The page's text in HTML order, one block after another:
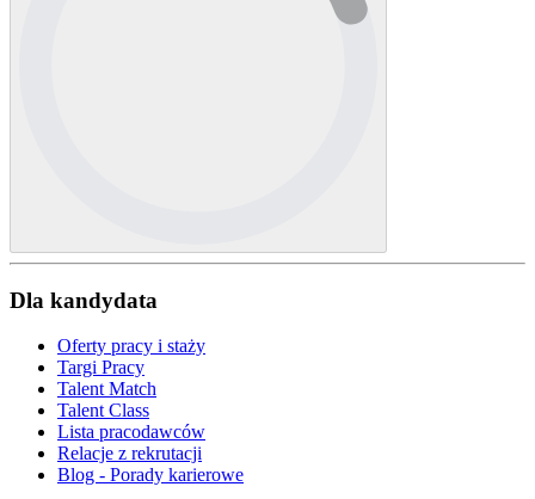
Dla kandydata
Oferty pracy i staży
Targi Pracy
Talent Match
Talent Class
Lista pracodawców
Relacje z rekrutacji
Blog - Porady karierowe